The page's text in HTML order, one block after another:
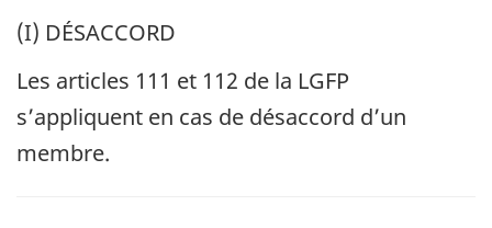
(I) DÉSACCORD
Les articles 111 et 112 de la LGFP
s’appliquent en cas de désaccord d’un
membre.